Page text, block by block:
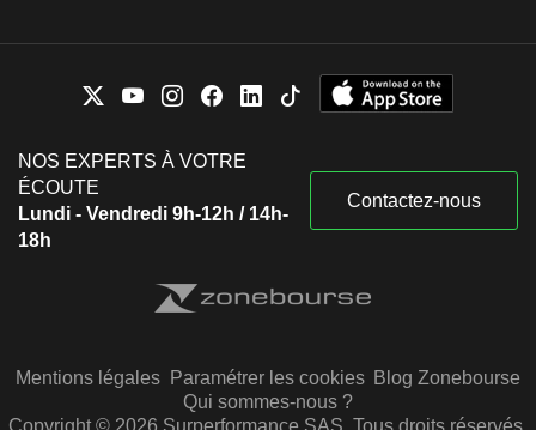
NOS EXPERTS À VOTRE
ÉCOUTE
Lundi - Vendredi 9h-12h / 14h-
18h
Contactez-nous
Mentions légales Paramétrer les cookies Blog Zonebourse
Qui sommes-nous ?